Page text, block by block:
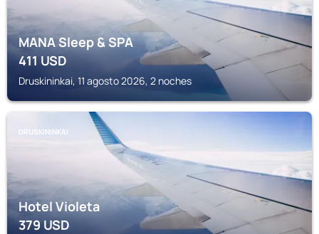
MANA Sleep & SPA
411USD
Druskininkai, 11 agosto 2026, 2 noches
DRUSKININKAI
Hotel Violeta
379USD